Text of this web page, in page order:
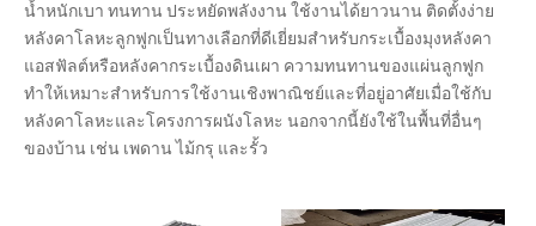
น้ำหนักเบา ทนทาน ประหยัดพลังงาน ใช้งานได้ยาวนาน ติดตั้งง่าย
หลังคาโลหะลูกฟูกเป็นทางเลือกที่ดีเยี่ยมสำหรับกระเบื้องมุงหลังคา
แอสฟัลต์หรือหลังคากระเบื้องดินเผา ความทนทานของแผ่นลูกฟูก
ทำให้เหมาะสำหรับการใช้งานเชิงพาณิชย์และที่อยู่อาศัยเมื่อใช้กับ
หลังคาโลหะและโครงการผนังโลหะ นอกจากนี้ยังใช้ในพื้นที่อื่นๆ
ของบ้าน เช่น เพดาน ไม้กรุ และรั้ว